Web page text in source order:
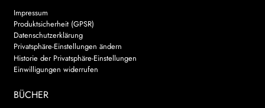
Impressum
Produktsicherheit (GPSR)
Datenschutzerklärung
Privatsphäre-Einstellungen ändern
Historie der Privatsphäre-Einstellungen
Einwilligungen widerrufen
BÜCHER